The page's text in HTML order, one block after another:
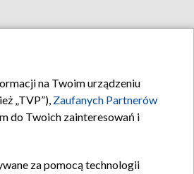
na Twoim urządzeniu
„TVP”), Zaufanych Partnerów
do Twoich zainteresowań i
za pomocą technologii